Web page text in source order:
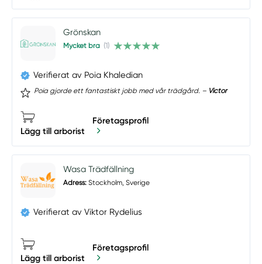
Grönskan
Mycket bra (1)
Verifierat av Poia Khaledian
Poia gjorde ett fantastiskt jobb med vår trädgård. – Victor
Lägg till arborist
Företagsprofil
Wasa Trädfällning
Adress: Stockholm, Sverige
Verifierat av Viktor Rydelius
Lägg till arborist
Företagsprofil